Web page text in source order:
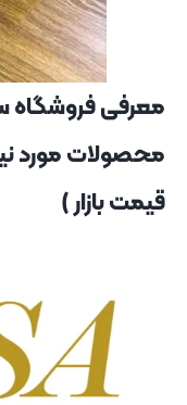
معرفی فروشگاه
محصولات مورد
قیمت بازار )